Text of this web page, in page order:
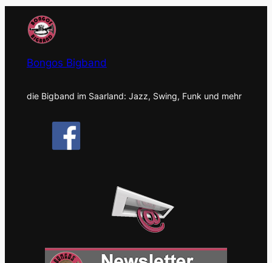
Bongos Bigband
die Bigband im Saarland: Jazz, Swing, Funk und mehr